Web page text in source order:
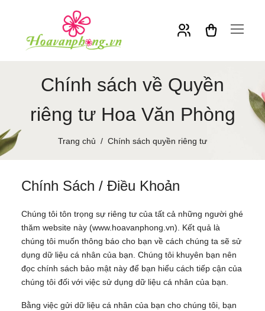
Chính sách về Quyền
riêng tư Hoa Văn Phòng
Trang chủ Chính sách quyền riêng tư
Chính Sách / Điều Khoản
Chúng tôi tôn trọng sự riêng tư của tất cả những người ghé
thăm website này (www.hoavanphong.vn). Kết quả là
chúng tôi muốn thông báo cho bạn về cách chúng ta sẽ sử
dụng dữ liệu cá nhân của bạn. Chúng tôi khuyên bạn nên
đọc chính sách bảo mật này để bạn hiểu cách tiếp cận của
chúng tôi đối với việc sử dụng dữ liệu cá nhân của bạn.
Bằng việc gửi dữ liệu cá nhân của bạn cho chúng tôi, bạn